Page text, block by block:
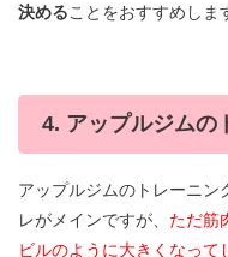
決めることをおすすめしま
4. アップルジムの
アップルジムのトレーニン
レがメインですが、 ただ筋
ビルのように大きくなって